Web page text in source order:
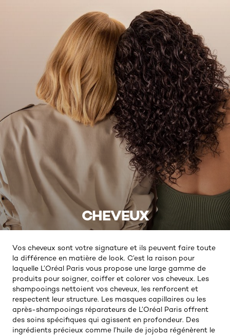
CHEVEUX
Vos cheveux sont votre signature et ils peuvent faire toute
la différence en matière de look. C’est la raison pour
laquelle L’Oréal Paris vous propose une large gamme de
produits pour soigner, coiffer et colorer vos cheveux. Les
shampooings nettoient vos cheveux, les renforcent et
respectent leur structure. Les masques capillaires ou les
après-shampooings réparateurs de L’Oréal Paris offrent
des soins spécifiques qui agissent en profondeur. Des
ingrédients précieux comme l’huile de jojoba régénèrent le